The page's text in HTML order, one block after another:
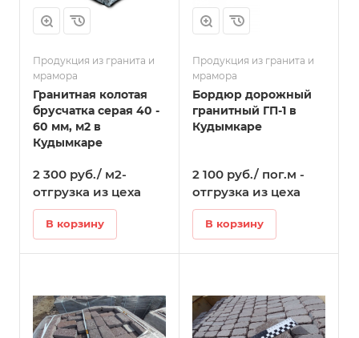
Продукция из гранита и
мрамора
Гранитная колотая
брусчатка серая 40 -
60 мм, м2 в
Кудымкаре
2 300 руб./ м2-
отгрузка из цеха
В корзину
Продукция из гранита и
мрамора
Бордюр дорожный
гранитный ГП-1 в
Кудымкаре
2 100 руб./ пог.м -
отгрузка из цеха
В корзину